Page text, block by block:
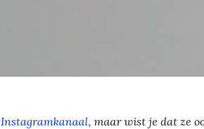
Instagramkanaal, maar wist je dat ze